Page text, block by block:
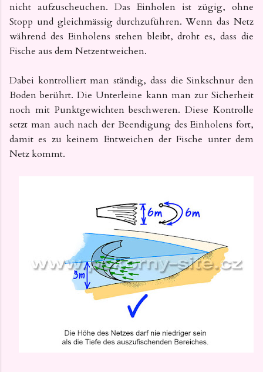
nicht aufzuscheuchen. Das Einholen ist zügig, ohne
Stopp und gleichmässig durchzuführen. Wenn das Netz
während des Einholens stehen bleibt, droht es, dass die
Fische aus dem Netzentweichen.
Dabei kontrolliert man ständig, dass die Sinkschnur den
Boden berührt. Die Unterleine kann man zur Sicherheit
noch mit Punktgewichten beschweren. Diese Kontrolle
setzt man auch nach der Beendigung des Einholens fort,
damit es zu keinem Entweichen der Fische unter dem
Netz kommt.